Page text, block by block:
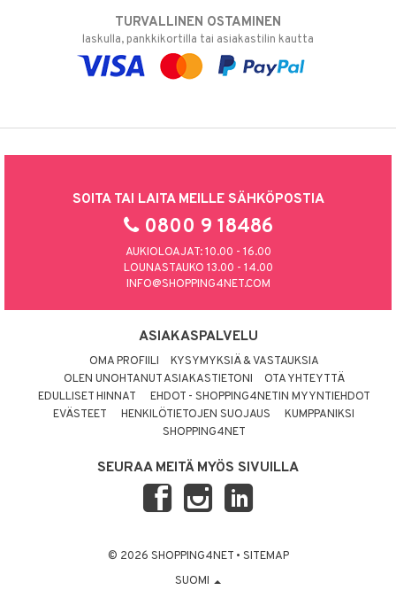
TURVALLINEN OSTAMINEN
laskulla, pankkikortilla tai asiakastilin kautta
SOITA TAI LAITA MEILLE SÄHKÖPOSTIA
0800 9 18486
AUKIOLOAJAT: 10.00 - 16.00
LOUNASTAUKO 13.00 - 14.00
INFO@SHOPPING4NET.COM
ASIAKASPALVELU
OMA PROFIILI
KYSYMYKSIÄ & VASTAUKSIA
OLEN UNOHTANUT ASIAKASTIETONI
OTA YHTEYTTÄ
EDULLISET HINNAT
EHDOT - SHOPPING4NETIN MYYNTIEHDOT
EVÄSTEET
HENKILÖTIETOJEN SUOJAUS
KUMPPANIKSI
SHOPPING4NET
SEURAA MEITÄ MYÖS SIVUILLA
© 2026 SHOPPING4NET • SITEMAP
SUOMI